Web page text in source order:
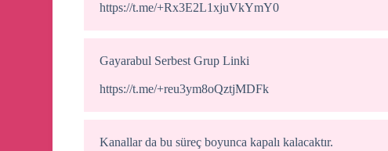
https://t.me/+Rx3E2L1xjuVkYmY0
Gayarabul Serbest Grup Linki
https://t.me/+reu3ym8oQztjMDFk
Kanallar da bu süreç boyunca kapalı kalacaktır.